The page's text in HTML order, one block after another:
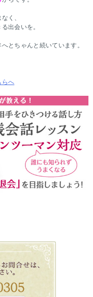
く、
出会いを。
とちゃんと続いています。
らへ